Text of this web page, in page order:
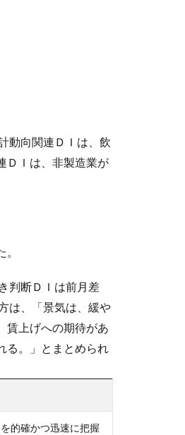
動向関連ＤＩは、飲
ＤＩは、非製造業が
判断ＤＩは前月差
は、「景気は、緩や
賃上げへの期待があ
る。」とまとめられ
的確かつ迅速に把握